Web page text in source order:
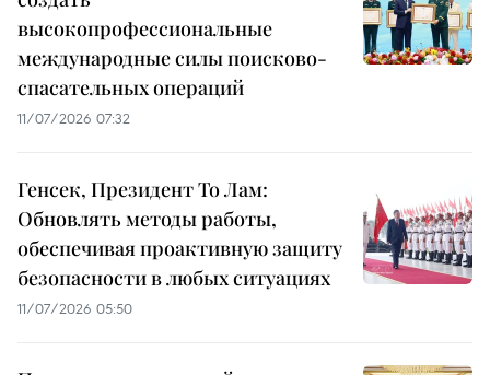
высокопрофессиональные
международные силы поисково-
спасательных операций
11/07/2026 07:32
Генсек, Президент То Лам:
Обновлять методы работы,
обеспечивая проактивную защиту
безопасности в любых ситуациях
11/07/2026 05:50